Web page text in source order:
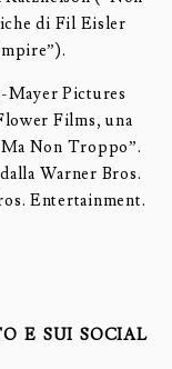
di Fil Eisler
Mayer Pictures
Films, una
Non Troppo”.
Warner Bros.
Entertainment.
E SUI SOCIAL